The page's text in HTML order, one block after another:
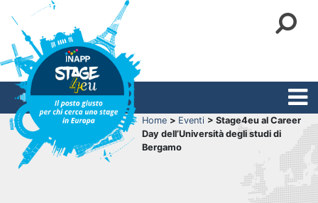
Home > Eventi > Stage4eu al Career
Day dell’Università degli studi di
Bergamo